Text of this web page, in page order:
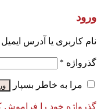
ورود
نام کاربری یا آدرس ایمیل
گذرواژه *
مرا به خاطر بسپار
گذرواژه خود را فراموش